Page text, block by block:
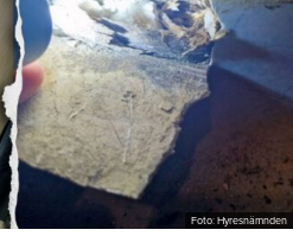
Foto: Hyresnämnden